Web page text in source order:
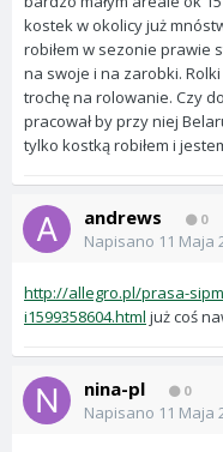
kostek w okolicy już
robiłem w sezonie prawie
na swoje i na zarobki.
trochę na rolowanie. Czy
pracował by przy niej
tylko kostką robiłem i
andrews 0
Napisano 11 Maja
http://allegro.pl/prasa-
i1599358604.html już coś
nina-pl 0
Napisano 11 Maja